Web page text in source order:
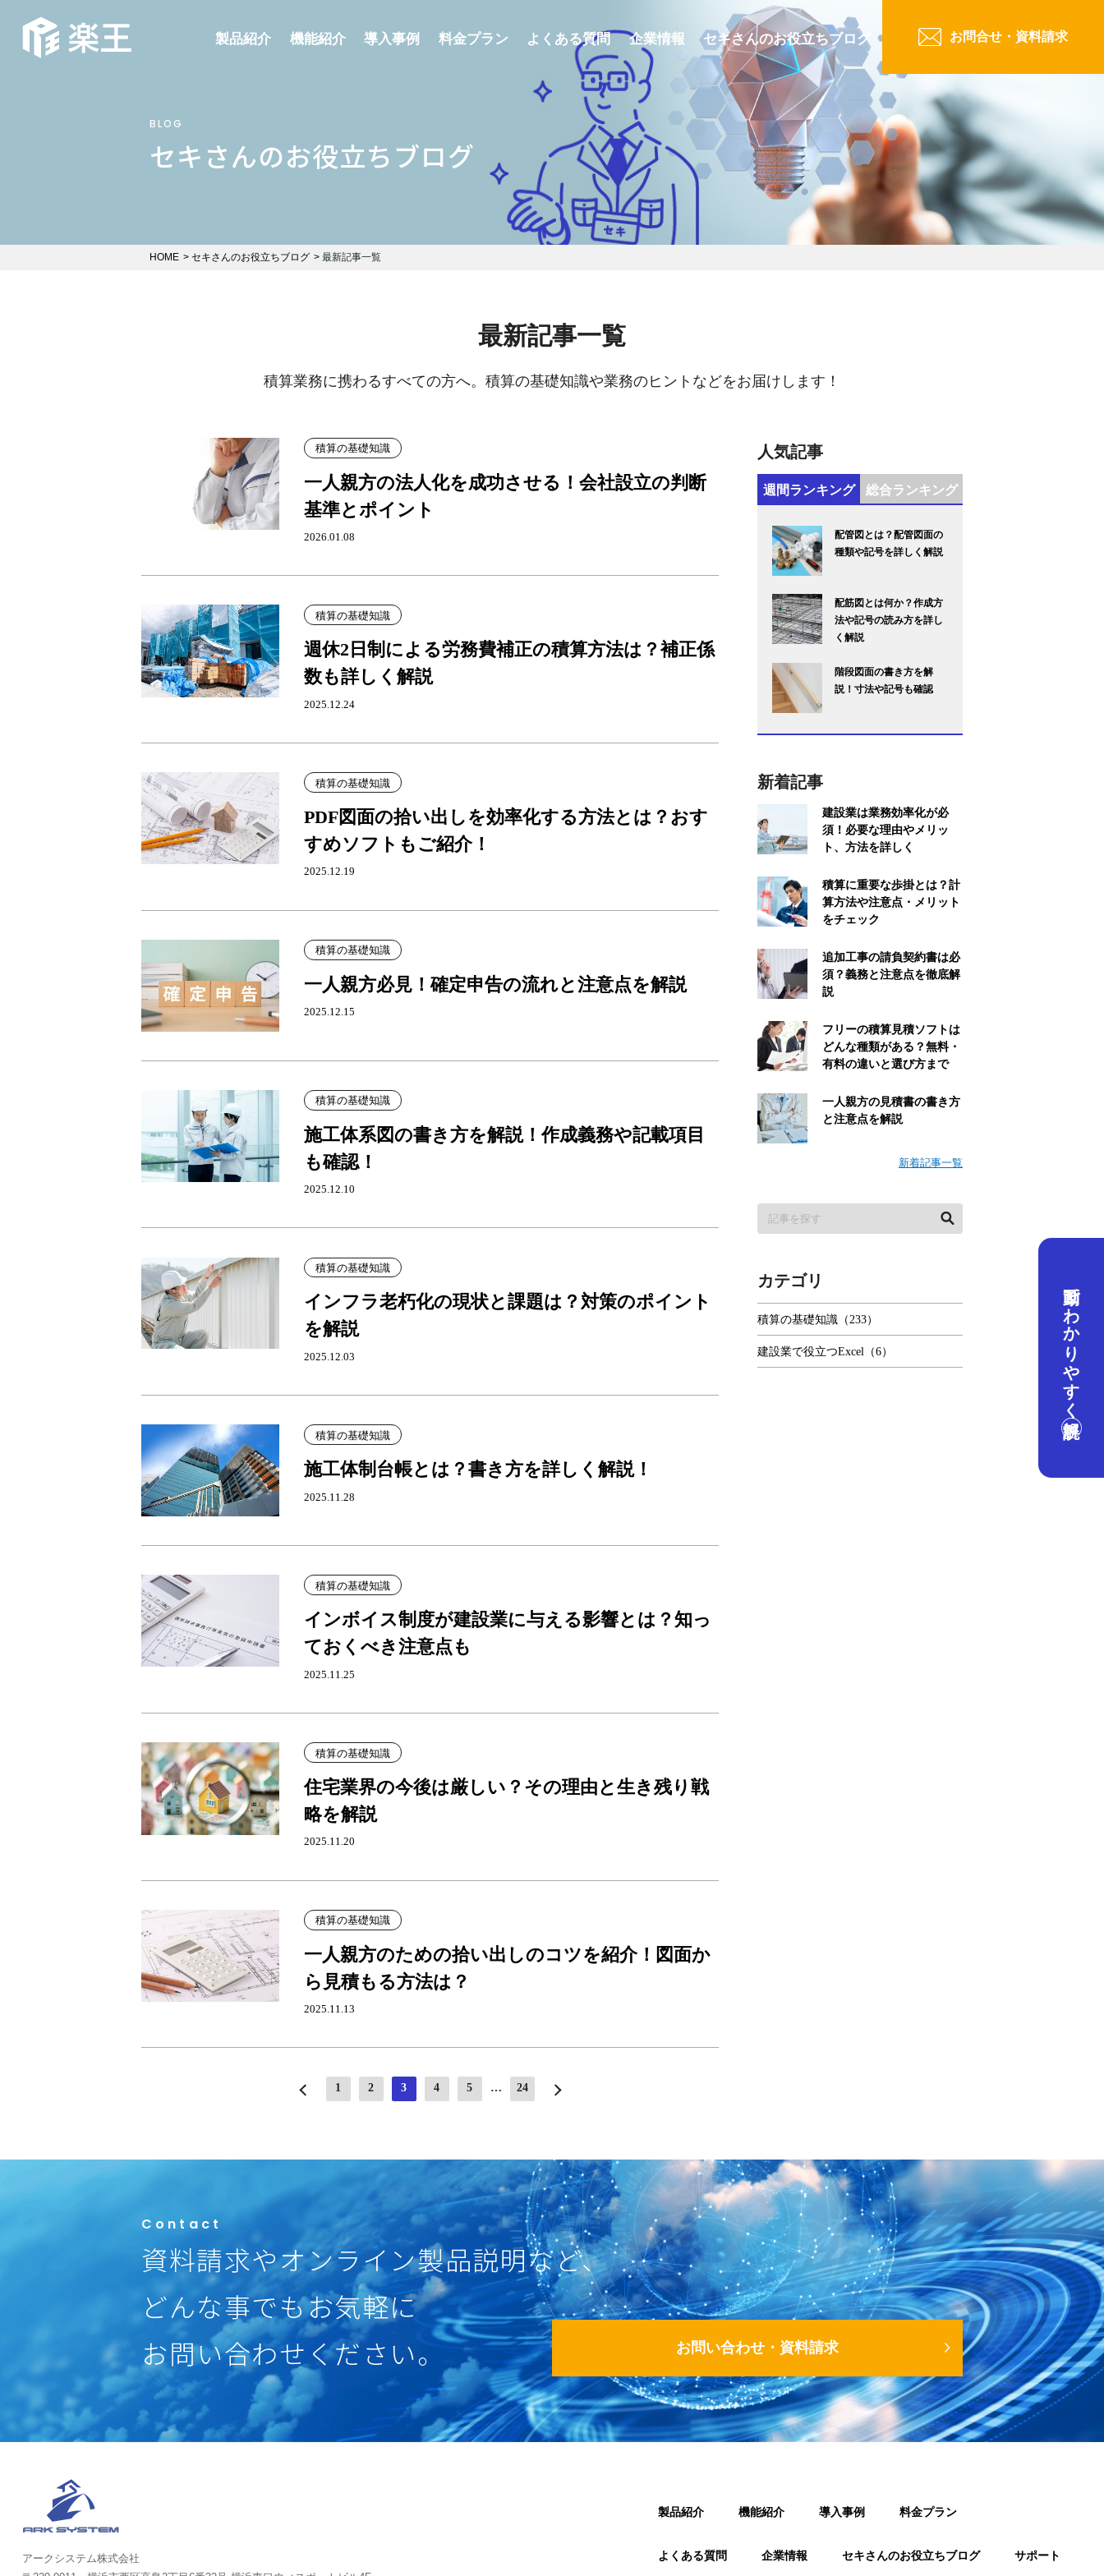
製品紹介 機能紹介 導入事例 料金プラン よくある質問 企業情報 セキさんのお役立ちブログ お問合せ・資料請求
BLOG
セキさんのお役立ちブログ
HOME セキさんのお役立ちブログ 最新記事一覧
最新記事一覧
積算業務に携わるすべての方へ。積算の基礎知識や業務のヒントなどをお届けします！
積算の基礎知識
一人親方の法人化を成功させる！会社設立の判断
基準とポイント
2026.01.08
積算の基礎知識
週休2日制による労務費補正の積算方法は？補正係
数も詳しく解説
2025.12.24
積算の基礎知識
PDF図面の拾い出しを効率化する方法とは？おす
すめソフトもご紹介！
2025.12.19
積算の基礎知識
一人親方必見！確定申告の流れと注意点を解説
2025.12.15
積算の基礎知識
施工体系図の書き方を解説！作成義務や記載項目
も確認！
2025.12.10
積算の基礎知識
インフラ老朽化の現状と課題は？対策のポイント
を解説
2025.12.03
積算の基礎知識
施工体制台帳とは？書き方を詳しく解説！
2025.11.28
積算の基礎知識
インボイス制度が建設業に与える影響とは？知っ
ておくべき注意点も
2025.11.25
積算の基礎知識
住宅業界の今後は厳しい？その理由と生き残り戦
略を解説
2025.11.20
積算の基礎知識
一人親方のための拾い出しのコツを紹介！図面か
ら見積もる方法は？
2025.11.13
« 1 2 3 4 5 … 24 »
人気記事
週間ランキング 総合ランキング
配管図とは？配管図面の
種類や記号を詳しく解説
配筋図とは何か？作成方
法や記号の読み方を詳し
く解説
階段図面の書き方を解
説！寸法や記号も確認
新着記事
建設業は業務効率化が必
須！必要な理由やメリッ
ト、方法を詳しく
積算に重要な歩掛とは？計
算方法や注意点・メリット
をチェック
追加工事の請負契約書は必
須？義務と注意点を徹底解
説
フリーの積算見積ソフトは
どんな種類がある？無料・
有料の違いと選び方まで
一人親方の見積書の書き方
と注意点を解説
新着記事一覧
カテゴリ
積算の基礎知識（233）
建設業で役立つExcel（6）
Contact
資料請求やオンライン製品説明など、
どんな事でもお気軽に
お問い合わせください。
お問い合わせ・資料請求
アークシステム株式会社
製品紹介 機能紹介 導入事例 料金プラン
よくある質問 企業情報 セキさんのお役立ちブログ サポート
動画でわかりやすく解説